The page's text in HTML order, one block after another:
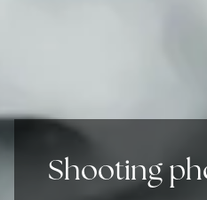
Shooting